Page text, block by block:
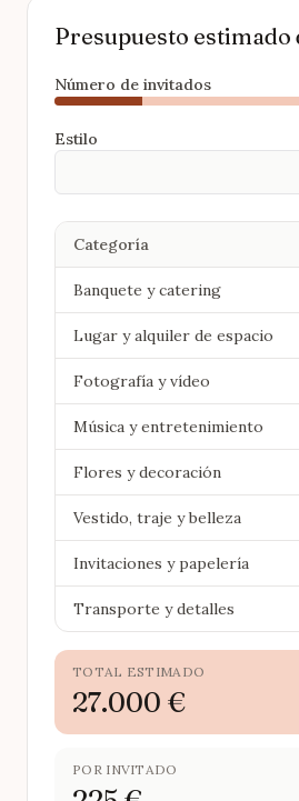
Presupuesto estimado
Número de invitados
Estilo
Categoría
Banquete y catering
Lugar y alquiler de espacio
Fotografía y vídeo
Música y entretenimiento
Flores y decoración
Vestido, traje y belleza
Invitaciones y papelería
Transporte y detalles
TOTAL ESTIMADO
27.000 €
POR INVITADO